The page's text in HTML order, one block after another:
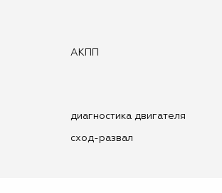
АКПП
диагностика двигателя
сход-развал